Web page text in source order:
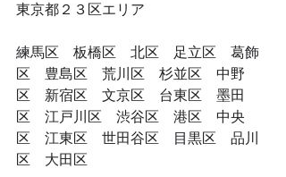
​東京都２３区エリア
​練馬区　板橋区　北区　足立区　葛飾
区　豊島区　荒川区　杉並区　中野
区　新宿区　文京区　台東区　墨田
区　江戸川区　渋谷区　港区　中央
区　江東区　世田谷区　目黒区　品川
区　大田区